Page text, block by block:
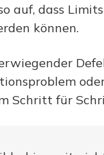
auf, dass
können.
Schritt für